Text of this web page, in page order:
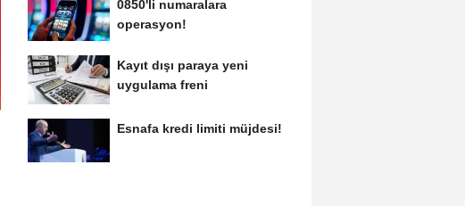
0850'li numaralara
operasyon!
Kayıt dışı paraya yeni
uygulama freni
Esnafa kredi limiti müjdesi!